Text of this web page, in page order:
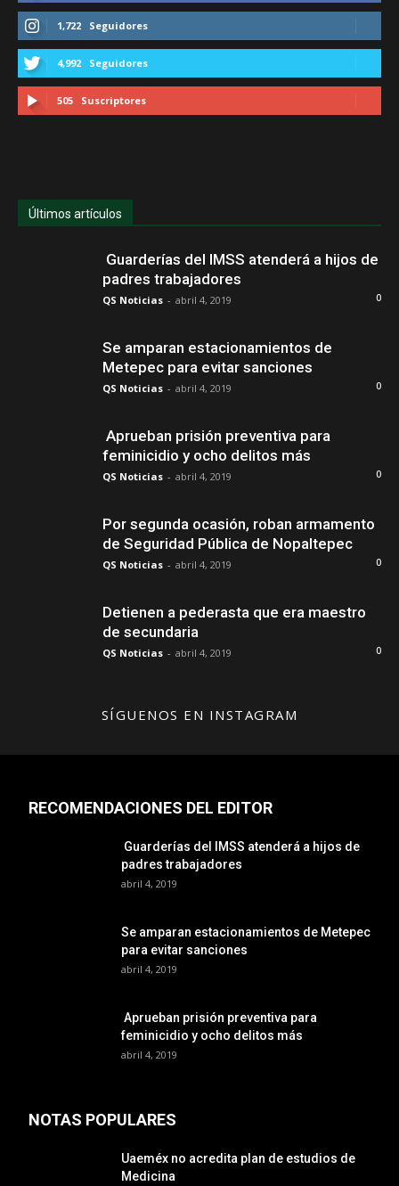
1,722 Seguidores
4,992 Seguidores
505 Suscriptores
Últimos artículos
Guarderías del IMSS atenderá a hijos de
padres trabajadores
QS Noticias - abril 4, 2019 0
Se amparan estacionamientos de
Metepec para evitar sanciones
QS Noticias - abril 4, 2019 0
Aprueban prisión preventiva para
feminicidio y ocho delitos más
QS Noticias - abril 4, 2019 0
Por segunda ocasión, roban armamento
de Seguridad Pública de Nopaltepec
QS Noticias - abril 4, 2019 0
Detienen a pederasta que era maestro
de secundaria
QS Noticias - abril 4, 2019 0
SÍGUENOS EN INSTAGRAM
RECOMENDACIONES DEL EDITOR
Guarderías del IMSS atenderá a hijos de
padres trabajadores
abril 4, 2019
Se amparan estacionamientos de Metepec
para evitar sanciones
abril 4, 2019
Aprueban prisión preventiva para
feminicidio y ocho delitos más
abril 4, 2019
NOTAS POPULARES
Uaeméx no acredita plan de estudios de
Medicina